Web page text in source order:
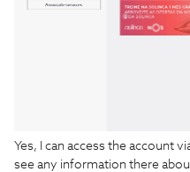
Yes, I can access the account
see any information there